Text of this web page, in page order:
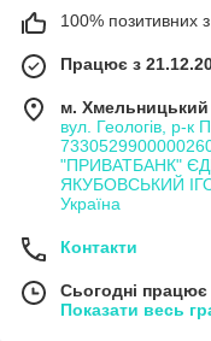
100% позитивних з
Працює з
м. Хмельницький
вул. Геологів, р-
"ПРИВАТБАНК"
ЯКУБОВСЬКИЙ
Україна
Контакти
Сьогодні
Показати весь